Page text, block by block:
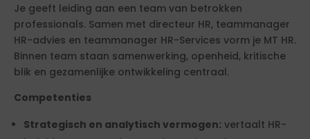
Je geeft leiding aan een team van betrokken
professionals. Samen met directeur HR, teammanager
HR-advies en teammanager HR-Services vorm je MT HR.
Binnen team staan samenwerking, openheid, kritische
blik en gezamenlijke ontwikkeling centraal.
Competenties
Strategisch en analytisch vermogen: vertaalt HR-